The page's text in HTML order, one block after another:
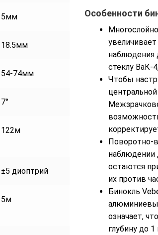
Бинокль военный
10x50WP (с сеткой)
5мм
18.5мм
54-74мм
7°
122м
±5 диоптрий
5м
Особенности
наблюдения
стеклу ВаК-
Чтобы
наблюдении
остаются
их против
Бинокль
означает,
глубину до